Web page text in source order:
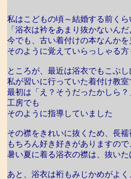
私はこどもの頃～結婚する前く
「浴衣は衿をあまり抜かないん
今でも、古い着付けの本なんか
そのように覚えていらっしゃる
ところが、最近は浴衣でもこぶ
私が習いに行っていた着付け教
最初は「え？そうだったかしら
工房でも
そのように指導していました
その襟をきれいに抜くため、長
もちろん好き好きがありますの
暑い夏に着る浴衣の襟は、抜い
あと、浴衣は裄もみじかめがよ